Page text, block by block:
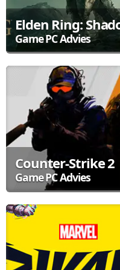
Elden Ring:
Game PC Advies
een open wereld vol
terwijl je op zoek gaat naar
Counter-Strike 2
Game PC Advies
vernieuwde graphics en
moet plaatsen of je team
een sterke gaming PC